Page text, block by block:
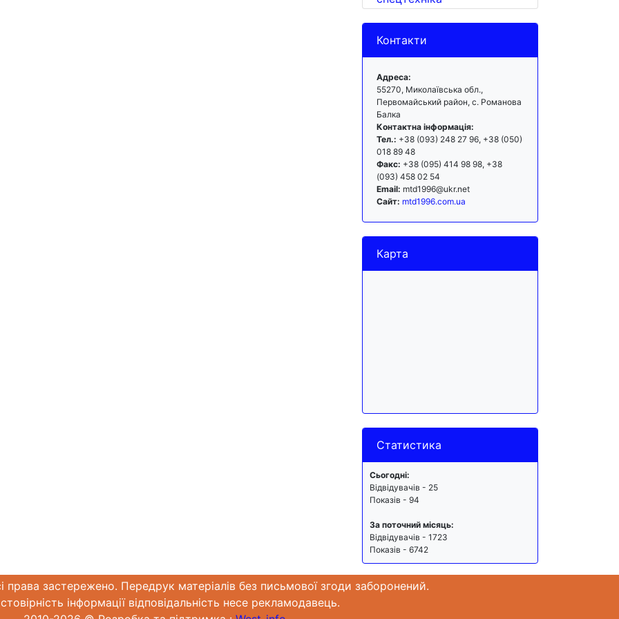
Контакти
Адреса:
55270, Миколаївська обл.,
Первомайський район, с. Романова
Балка
Контактна інформація:
Тел.: +38 (093) 248 27 96, +38 (050)
018 89 48
Факс: +38 (095) 414 98 98, +38
(093) 458 02 54
Email: mtd1996@ukr.net
Сайт: mtd1996.com.ua
Карта
Статистика
Сьогодні:
Відвідувачів - 25
Показів - 94
За поточний місяць:
Відвідувачів - 1723
Показів - 6742
права застережено. Передрук матеріалів без письмової згоди заборонений.
інформації відповідальність несе рекламодавець.